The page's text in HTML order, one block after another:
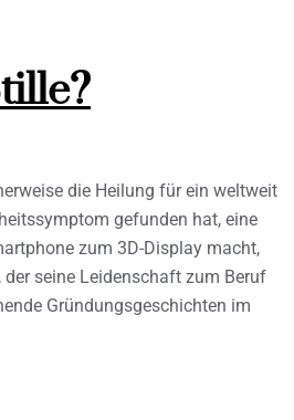
die Heilung für ein weltweit
gefunden hat, eine
zum 3D-Display macht,
seine Leidenschaft zum Beruf
Gründungsgeschichten im